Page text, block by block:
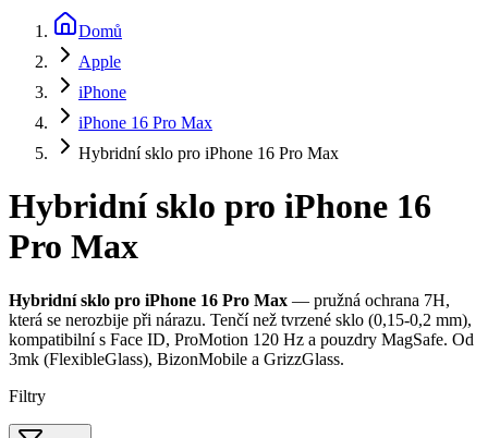
Domů
Apple
iPhone
iPhone 16 Pro Max
Hybridní sklo pro iPhone 16 Pro Max
Hybridní sklo pro iPhone 16
Pro Max
Hybridní sklo pro iPhone 16 Pro Max — pružná ochrana 7H,
která se nerozbije při nárazu. Tenčí než tvrzené sklo (0,15-0,2 mm),
kompatibilní s Face ID, ProMotion 120 Hz a pouzdry MagSafe. Od
3mk (FlexibleGlass), BizonMobile a GrizzGlass.
Filtry